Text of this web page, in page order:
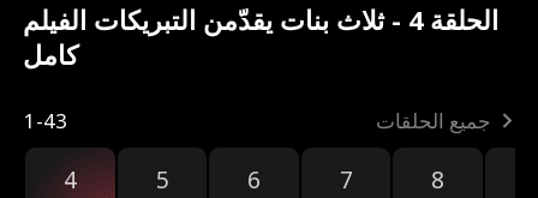
الحلقة 4 - ثلاث بنات يقدّمن التبريكات الفيلم
كامل
1-43 جميع الحلقات
4 5 6 7 8